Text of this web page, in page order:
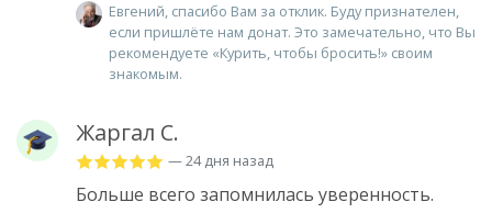
Евгений, спасибо Вам за отклик. Буду признателен,
если пришлёте нам донат. Это замечательно, что Вы
рекомендуете «Курить, чтобы бросить!» своим
знакомым.
Жаргал С.
— 24 дня назад
Больше всего запомнилась уверенность.